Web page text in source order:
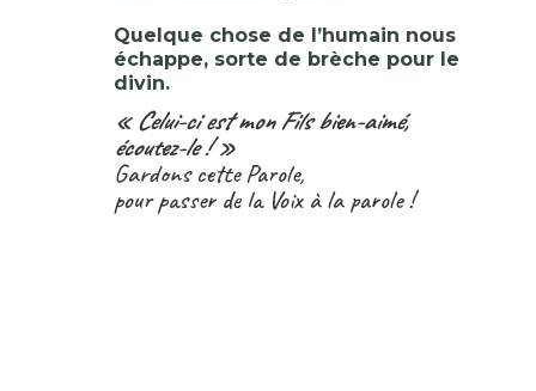
Quelque chose de l’humain nous
échappe, sorte de brèche pour le
divin.
« Celui-ci est mon Fils bien-aimé,
écoutez-le ! »
Gardons cette Parole,
pour passer de la Voix à la parole !